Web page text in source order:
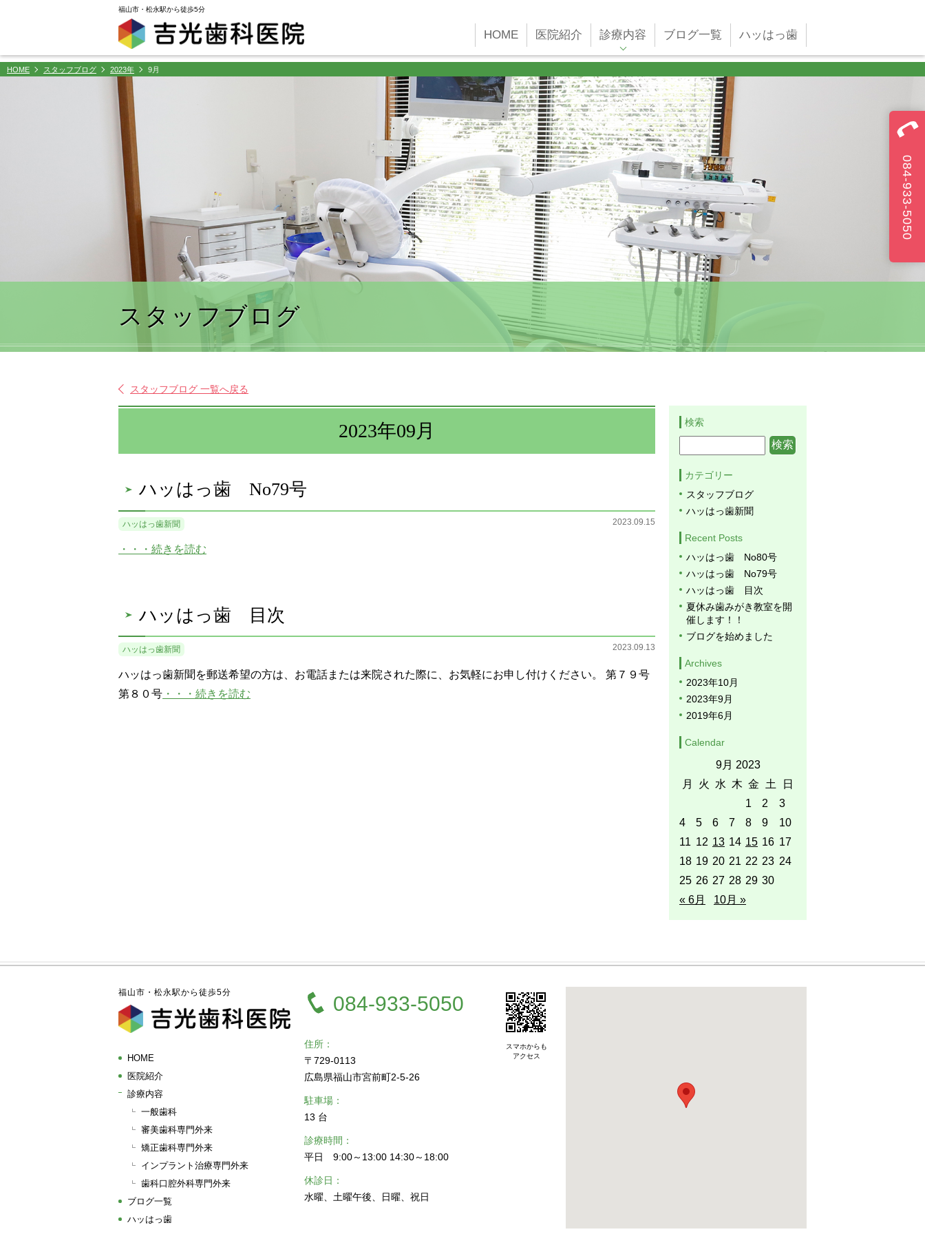
福山市・松永駅から徒歩5分
084-933-5050
HOME 医院紹介 診療内容 ブログ一覧 ハッはっ歯
HOME スタッフブログ 2023年 9月
スタッフブログ
スタッフブログ 一覧へ戻る
2023年09月
ハッはっ歯 No79号
2023.09.15
ハッはっ歯新聞
・・・続きを読む
ハッはっ歯 目次
2023.09.13
ハッはっ歯新聞
ハッはっ歯新聞を郵送希望の方は、お電話または来院された際に、お気軽にお申し付けください。 第７９号
第８０号 ・・・続きを読む
検索
カテゴリー
スタッフブログ
ハッはっ歯新聞
Recent Posts
ハッはっ歯 No80号
ハッはっ歯 No79号
ハッはっ歯 目次
夏休み歯みがき教室を開
催します！！
ブログを始めました
Archives
2023年10月
2023年9月
2019年6月
Calendar
9月 2023
月
火 水 木 金 土
日
1
2
3
4
5 6 7 8 9
10
11 12 13 14 15 16 17
18 19 20 21 22 23 24
25 26 27 28 29 30
« 6月
10月 »
福山市・松永駅から徒歩5分
HOME
医院紹介
診療内容
一般歯科
審美歯科専門外来
矯正歯科専門外来
インプラント治療専門外来
歯科口腔外科専門外来
ブログ一覧
ハッはっ歯
084-933-5050
スマホからも
アクセス
住所
〒729-0113
広島県福山市宮前町2-5-26
駐車場
13 台
診療時間
平日 9:00～13:00 14:30～18:00
休診日
水曜、土曜午後、日曜、祝日